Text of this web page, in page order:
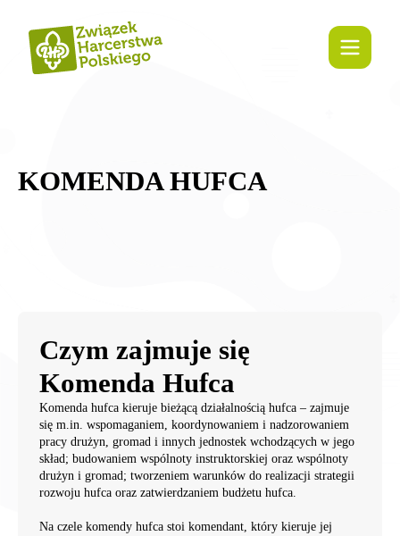
KOMENDA HUFCA
Czym zajmuje się
Komenda Hufca
Komenda hufca kieruje bieżącą działalnością hufca – zajmuje
się m.in. wspomaganiem, koordynowaniem i nadzorowaniem
pracy drużyn, gromad i innych jednostek wchodzących w jego
skład; budowaniem wspólnoty instruktorskiej oraz wspólnoty
drużyn i gromad; tworzeniem warunków do realizacji strategii
rozwoju hufca oraz zatwierdzaniem budżetu hufca.
Na czele komendy hufca stoi komendant, który kieruje jej